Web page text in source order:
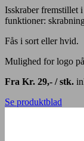
Isskraber fremstillet
funktioner:
Fås i sort eller hvid.
Mulighed for logo
Fra Kr. 29,- / stk.
Se produktblad